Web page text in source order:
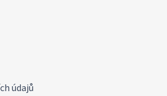
údajů